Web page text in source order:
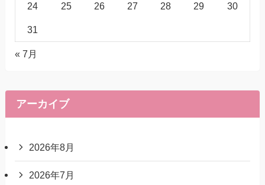
24 25 26 27 28 29 30
31
« 7月
アーカイブ
2026年8月
2026年7月